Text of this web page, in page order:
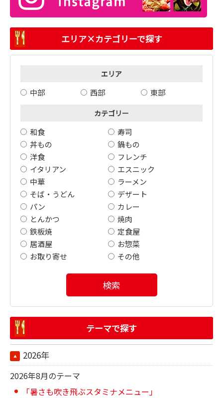
エリア×カテゴリーで探す
エリア
中部 西部 東部
カテゴリー
和食
寿司
丼もの
鍋もの
洋食
フレンチ
イタリアン
エスニック
中華
ラーメン
そば・うどん
デザート
パン
カレー
とんかつ
焼肉
鉄板焼
定食屋
居酒屋
お惣菜
お取り寄せ
その他
検索
テーマで探す
2026年
2026年8月のテーマ
「暑さも吹き飛ぶスタミナメニュー」